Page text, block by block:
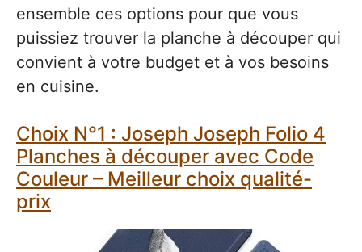
ensemble ces options pour que vous
puissiez trouver la planche à découper qui
convient à votre budget et à vos besoins
en cuisine.
Choix N°1 : Joseph Joseph Folio 4
Planches à découper avec Code
Couleur – Meilleur choix qualité-
prix